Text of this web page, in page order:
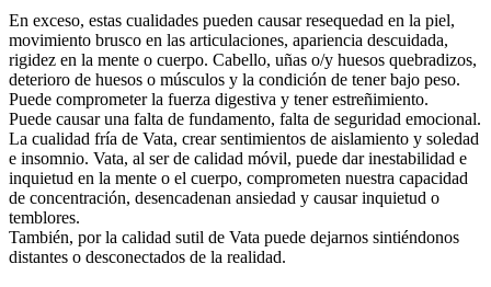
En exceso, estas cualidades pueden causar resequedad en la piel,
movimiento brusco en las articulaciones, apariencia descuidada,
rigidez en la mente o cuerpo. Cabello, uñas o/y huesos quebradizos,
deterioro de huesos o músculos y la condición de tener bajo peso.
Puede comprometer la fuerza digestiva y tener estreñimiento.
Puede causar una falta de fundamento, falta de seguridad emocional.
La cualidad fría de Vata, crear sentimientos de aislamiento y soledad
e insomnio. Vata, al ser de calidad móvil, puede dar inestabilidad e
inquietud en la mente o el cuerpo, comprometen nuestra capacidad
de concentración, desencadenan ansiedad y causar inquietud o
temblores.
También, por la calidad sutil de Vata puede dejarnos sintiéndonos
distantes o desconectados de la realidad.